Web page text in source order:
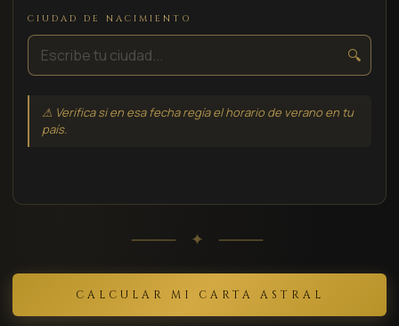
CIUDAD DE NACIMIENTO
🔍
⚠ Verifica si en esa fecha regía el horario de verano en tu
país.
⸻ ✦ ⸻
CALCULAR MI CARTA ASTRAL